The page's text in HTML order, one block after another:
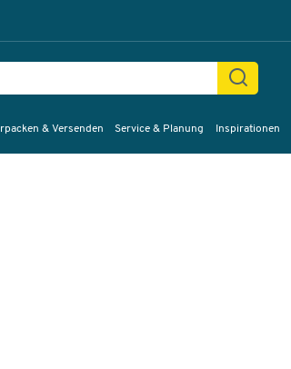
& Versenden Service & Planung Inspirationen
Bilder Videos